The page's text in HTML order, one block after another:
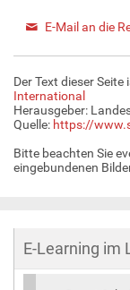
E-Mail an die
Der Text dieser
International
Herausgeber:
Quelle: https://
Bitte beachten Sie
eingebundenen
E-Learning im